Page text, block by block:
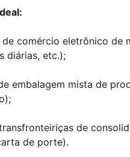
de comércio eletrônico
diárias, etc.);
embalagem mista de
de
de porte).